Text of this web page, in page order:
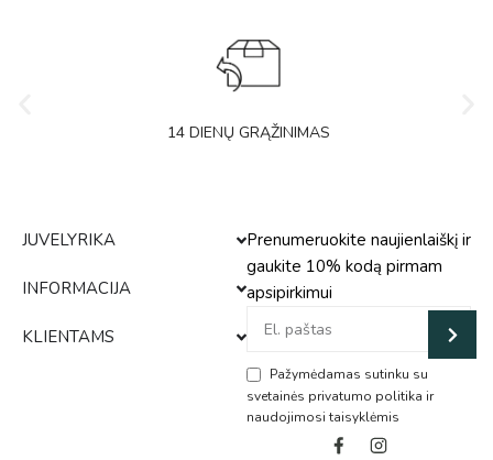
14 DIENŲ GRĄŽINIMAS
JUVELYRIKA
INFORMACIJA
KLIENTAMS
Prenumeruokite naujienlaiškį ir
gaukite 10% kodą pirmam
apsipirkimui
Pažymėdamas sutinku su
svetainės privatumo politika ir
naudojimosi taisyklėmis
Alternative: